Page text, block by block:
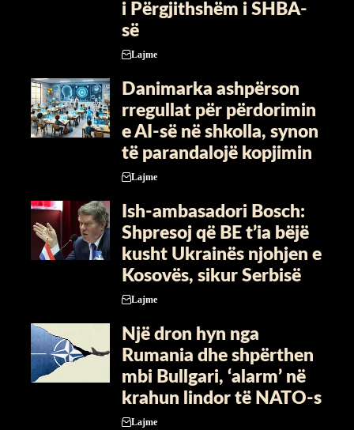
i Përgjithshëm i SHBA-
së
Lajme
Danimarka ashpërson
rregullat për përdorimin
e AI-së në shkolla, synon
të parandalojë kopjimin
Lajme
Ish-ambasadori Bosch:
Shpresoj që BE t’ia bëjë
kusht Ukrainës njohjen e
Kosovës, sikur Serbisë
Lajme
Një dron hyn nga
Rumania dhe shpërthen
mbi Bullgari, ‘alarm’ në
krahun lindor të NATO-s
Lajme